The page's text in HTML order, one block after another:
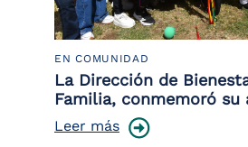
EN COMUNIDAD
La Dirección de
Familia, conmemoró su
Leer más